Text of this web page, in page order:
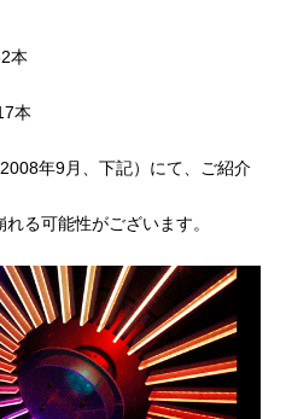
本
本
年9月、下記）にて、ご紹介
る可能性がございます。